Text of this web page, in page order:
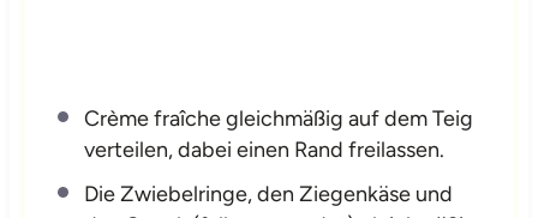
Crème fraîche gleichmäßig auf dem Teig
verteilen, dabei einen Rand freilassen.
Die Zwiebelringe, den Ziegenkäse und